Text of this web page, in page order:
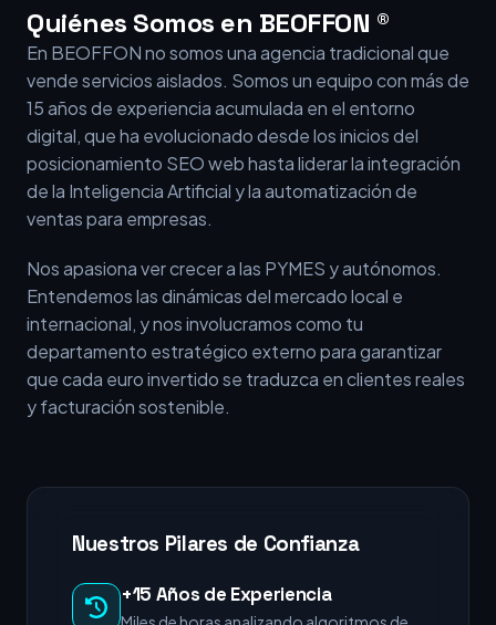
Quiénes Somos en BEOFFON ®
En BEOFFON no somos una agencia tradicional que
vende servicios aislados. Somos un equipo con más de
15 años de experiencia acumulada en el entorno
digital, que ha evolucionado desde los inicios del
posicionamiento SEO web hasta liderar la integración
de la Inteligencia Artificial y la automatización de
ventas para empresas.
Nos apasiona ver crecer a las PYMES y autónomos.
Entendemos las dinámicas del mercado local e
internacional, y nos involucramos como tu
departamento estratégico externo para garantizar
que cada euro invertido se traduzca en clientes reales
y facturación sostenible.
Nuestros Pilares de Confianza
+15 Años de Experiencia